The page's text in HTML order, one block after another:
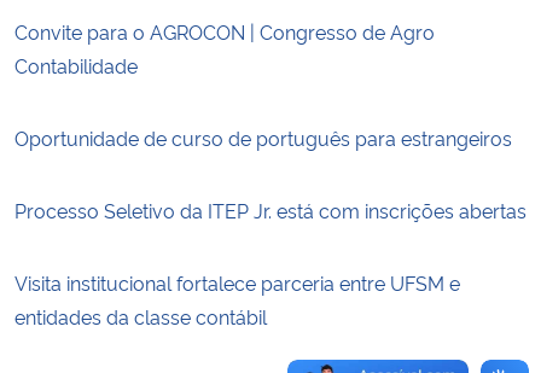
Secretaria-Geral
Banco Central do Brasil
Convite para o AGROCON | Congresso de Agro
Contabilidade
Oportunidade de curso de português para estrangeiros
Processo Seletivo da ITEP Jr. está com inscrições abertas
Visita institucional fortalece parceria entre UFSM e
entidades da classe contábil